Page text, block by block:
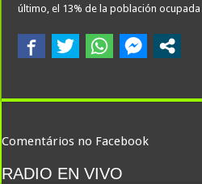
último, el 13% de la población
Comentários no Facebook
RADIO EN VIVO